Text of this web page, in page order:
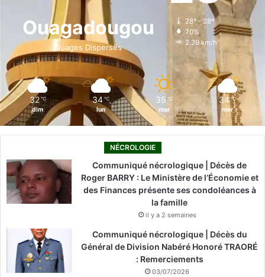
o
k
i
n
g
r
k
Ouagadougou
Nuages Dispersés
28º - 28º
70%
2.39 km/h
32 ℃
dim
34 ℃
lun
35 ℃
mar
34 ℃
mer
NÉCROLOGIE
Communiqué nécrologique | Décès de
Roger BARRY : Le Ministère de l’Économie et
des Finances présente ses condoléances à
la famille
il y a 2 semaines
Communiqué nécrologique | Décès du
Général de Division Nabéré Honoré TRAORÉ
: Remerciements
03/07/2026